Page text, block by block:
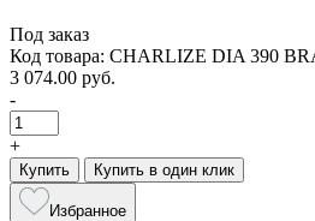
Под заказ
Код товара: CHARLIZE DIA 390
3 074.00 руб.
-
+
Купить Купить в один клик
Избранное